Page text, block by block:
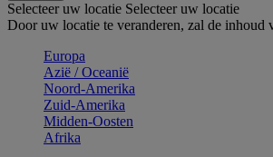
Selecteer uw locatie Selecteer uw locatie
Door uw locatie te veranderen, zal de
Europa
Aziё / Oceaniё
Noord-Amerika
Zuid-Amerika
Midden-Oosten
Afrika